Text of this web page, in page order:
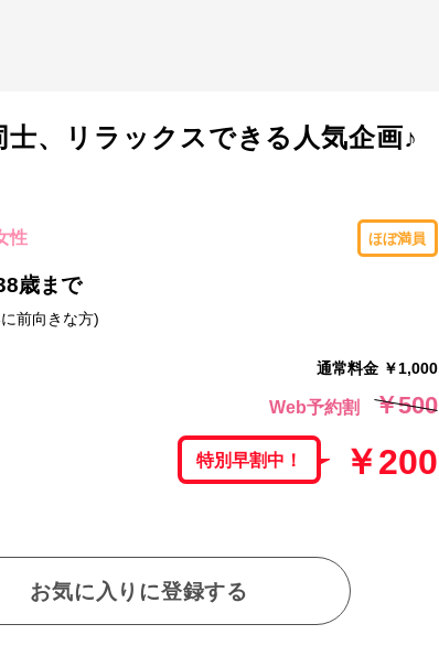
、リラックスできる人気企画♪
性 ほぼ満員
歳まで
前向きな方)
通常料金 ￥1,000
Web予約割 ￥500
特別早割中！ ￥200
お気に入りに登録する